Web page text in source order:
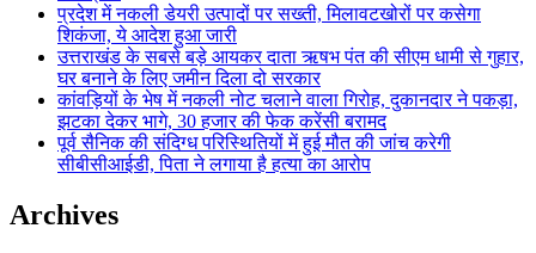
प्रदेश में नकली डेयरी उत्पादों पर सख्ती, मिलावटखोरों पर कसेगा
शिकंजा, ये आदेश हुआ जारी
उत्तराखंड के सबसे बड़े आयकर दाता ऋषभ पंत की सीएम धामी से गुहार,
घर बनाने के लिए जमीन दिला दो सरकार
कांवड़ियों के भेष में नकली नोट चलाने वाला गिरोह, दुकानदार ने पकड़ा,
झटका देकर भागे, 30 हजार की फेक करेंसी बरामद
पूर्व सैनिक की संदिग्ध परिस्थितियों में हुई मौत की जांच करेगी
सीबीसीआईडी, पिता ने लगाया है हत्या का आरोप
Archives